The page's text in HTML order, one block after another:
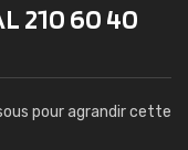
210 60 40
pour agrandir cette